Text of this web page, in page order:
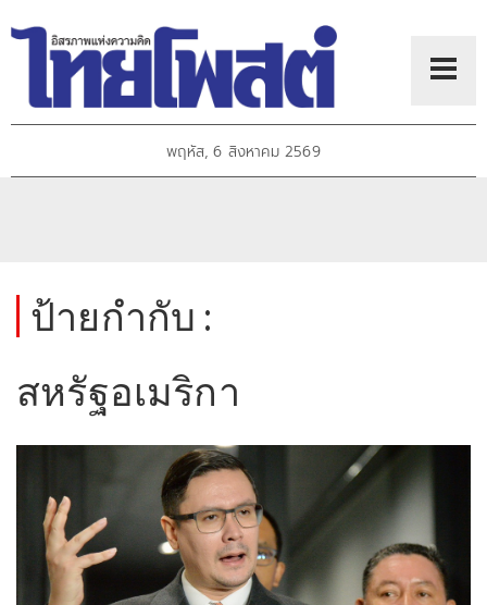
พฤหัส, 6 สิงหาคม 2569
ป้ายกำกับ :
สหรัฐอเมริกา